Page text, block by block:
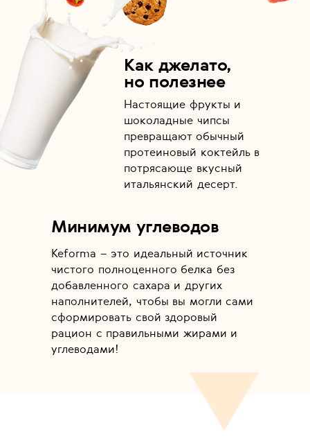
Как джелато,
но полезнее
Настоящие фрукты и
шоколадные чипсы
превращают обычный
протеиновый коктейль в
потрясающе вкусный
итальянский десерт.
Минимум углеводов
Keforma – это идеальный источник
чистого полноценного белка без
добавленного сахара и других
наполнителей, чтобы вы могли сами
сформировать свой здоровый
рацион с правильными жирами и
углеводами!